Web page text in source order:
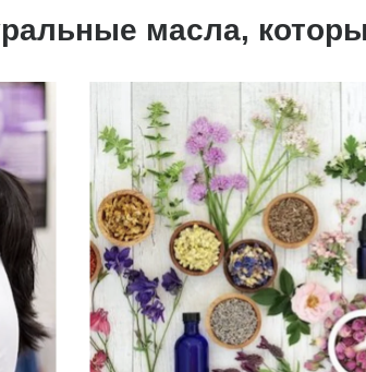
масла,